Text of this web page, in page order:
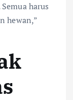
harus
hewan,”